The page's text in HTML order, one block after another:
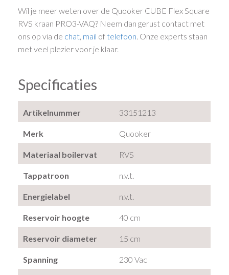
Wil je meer weten over de Quooker CUBE Flex Square
RVS kraan PRO3-VAQ? Neem dan gerust contact met
ons op via de chat mail oftelefoon . Onze experts staan
met veel plezier voor je klaar.
Specificaties
Artikelnummer 33151213
Merk Quooker
Materiaal boilervat RVS
Tappatroon n.v.t.
Energielabel n.v.t.
Reservoir hoogte 40 cm
Reservoir diameter 15 cm
Spanning 230 Vac